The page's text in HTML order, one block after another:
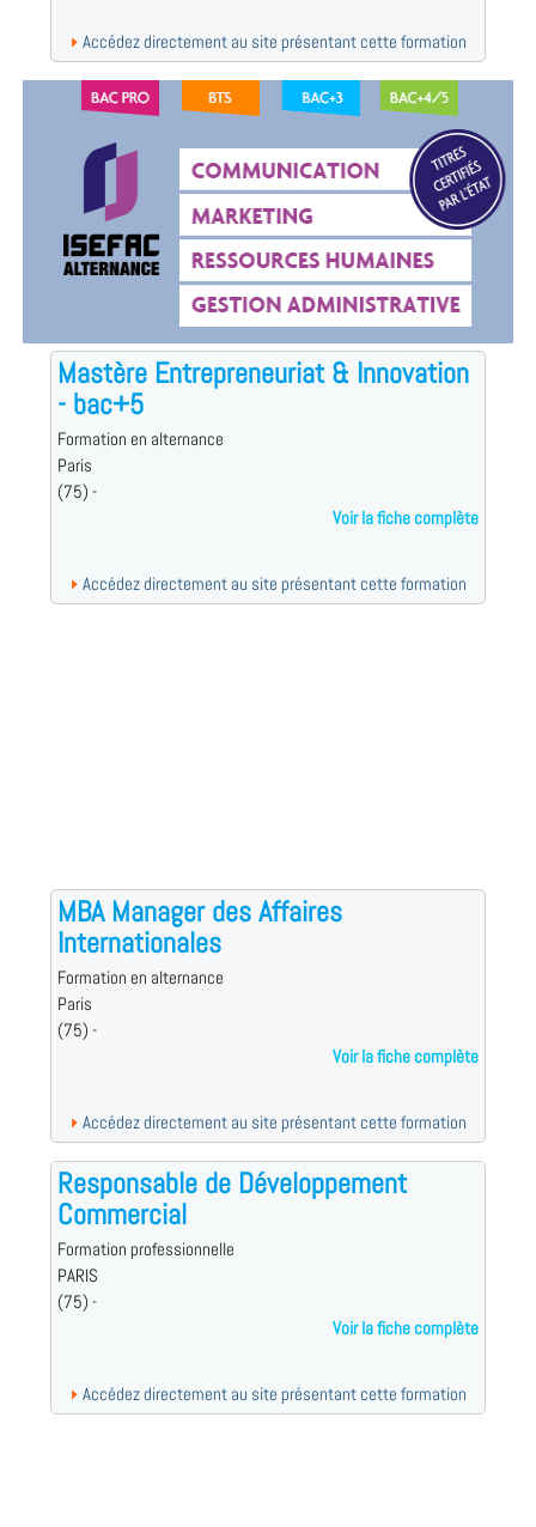
Accédez directement au site présentant cette formation
Mastère Entrepreneuriat & Innovation
- bac+5
Formation en alternance
Paris
(75) -
Voir la fiche complète
Accédez directement au site présentant cette formation
MBA Manager des Affaires
Internationales
Formation en alternance
Paris
(75) -
Voir la fiche complète
Accédez directement au site présentant cette formation
Responsable de Développement
Commercial
Formation professionnelle
PARIS
(75) -
Voir la fiche complète
Accédez directement au site présentant cette formation